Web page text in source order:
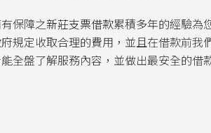
保障之新莊支票借款累積多年的經驗為
規定收取合理的費用，並且在借款前
全盤了解服務內容，並做出最安全的借